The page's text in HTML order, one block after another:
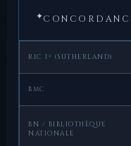
✦
RIC I² (SUTHERLAND)
BMC
BN / BIBLIOTHÈQUE
NATIONALE